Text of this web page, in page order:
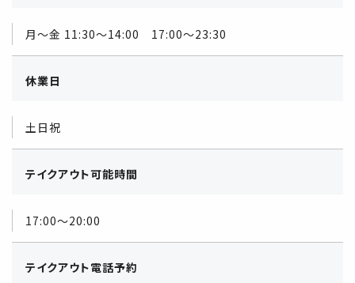
月～金 11:30～14:00 17:00～23:30
休業日
土日祝
テイクアウト可能時間
17:00～20:00
テイクアウト電話予約